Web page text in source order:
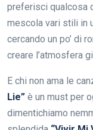
preferisci qualcosa
mescola vari stili in
cercando un po’ di
creare l’atmosfera
E chi non ama le
Lie” è un must per
dimentichiamo